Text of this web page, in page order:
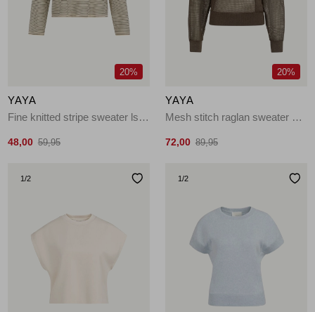
Jassen
Schoenen
20%
YAYA
Fine knitted stripe sweater ls 990581
48,00 59,95
20%
YAYA
Mesh stitch raglan sweater 99070
72,00 89,95
1/2 1/2